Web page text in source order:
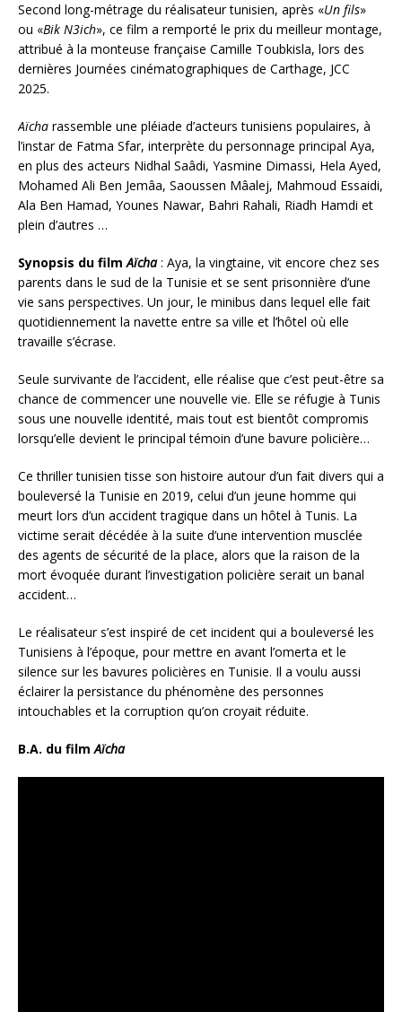
Second long-métrage du réalisateur tunisien, après «Un fils»
ou «Bik N3ich», ce film a remporté le prix du meilleur montage,
attribué à la monteuse française Camille Toubkisla, lors des
dernières Journées cinématographiques de Carthage, JCC
2025.
Aïcha rassemble une pléiade d’acteurs tunisiens populaires, à
l’instar de Fatma Sfar, interprète du personnage principal Aya,
en plus des acteurs Nidhal Saâdi, Yasmine Dimassi, Hela Ayed,
Mohamed Ali Ben Jemâa, Saoussen Mâalej, Mahmoud Essaidi,
Ala Ben Hamad, Younes Nawar, Bahri Rahali, Riadh Hamdi et
plein d’autres …
Synopsis du filmAïcha: Aya, la vingtaine, vit encore chez ses
parents dans le sud de la Tunisie et se sent prisonnière d’une
vie sans perspectives. Un jour, le minibus dans lequel elle fait
quotidiennement la navette entre sa ville et l’hôtel où elle
travaille s’écrase.
Seule survivante de l’accident, elle réalise que c’est peut-être sa
chance de commencer une nouvelle vie. Elle se réfugie à Tunis
sous une nouvelle identité, mais tout est bientôt compromis
lorsqu’elle devient le principal témoin d’une bavure policière…
Ce thriller tunisien tisse son histoire autour d’un fait divers qui a
bouleversé la Tunisie en 2019, celui d’un jeune homme qui
meurt lors d’un accident tragique dans un hôtel à Tunis. La
victime serait décédée à la suite d’une intervention musclée
des agents de sécurité de la place, alors que la raison de la
mort évoquée durant l’investigation policière serait un banal
accident…
Le réalisateur s’est inspiré de cet incident qui a bouleversé les
Tunisiens à l’époque, pour mettre en avant l’omerta et le
silence sur les bavures policières en Tunisie. Il a voulu aussi
éclairer la persistance du phénomène des personnes
intouchables et la corruption qu’on croyait réduite.
B.A. du filmAïcha